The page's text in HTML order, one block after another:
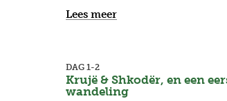
gemaakt en het is het ideale
antwoord te krijgen op je vragen.
vertrekvergadering en na boeking
hiervan ook op de hoogte
Lees meer
DAG 1-2
Krujë & Shkodër, en een
wandeling